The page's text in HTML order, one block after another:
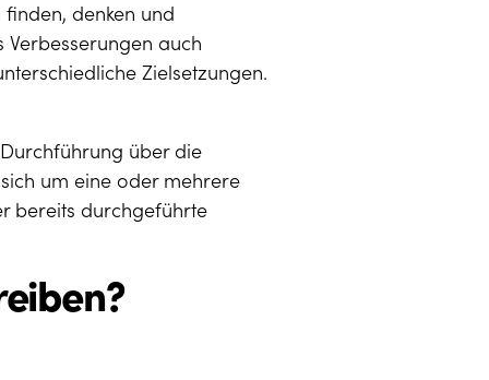
denken und
auch
Zielsetzungen.
über die
um eine oder mehrere
bereits durchgeführte